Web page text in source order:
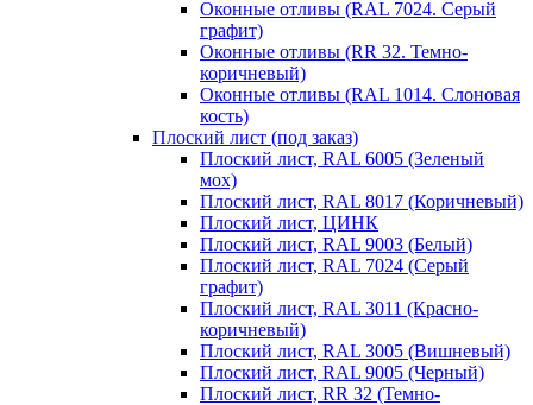
Оконные отливы (RAL 7024. Серый
графит)
Оконные отливы (RR 32. Темно-
коричневый)
Оконные отливы (RAL 1014. Слоновая
кость)
Плоский лист (под заказ)
Плоский лист, RAL 6005 (Зеленый
мох)
Плоский лист, RAL 8017 (Коричневый)
Плоский лист, ЦИНК
Плоский лист, RAL 9003 (Белый)
Плоский лист, RAL 7024 (Серый
графит)
Плоский лист, RAL 3011 (Красно-
коричневый)
Плоский лист, RAL 3005 (Вишневый)
Плоский лист, RAL 9005 (Черный)
Плоский лист, RR 32 (Темно-